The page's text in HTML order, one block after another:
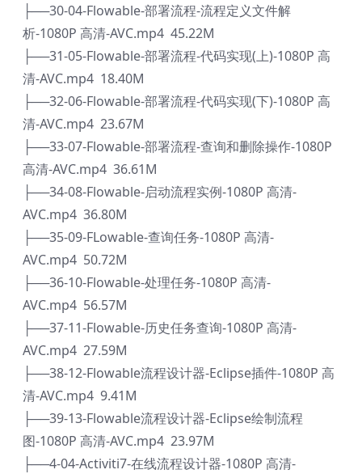
├──30-04-Flowable-部署流程-流程定义文件解
析-1080P 高清-AVC.mp4 45.22M
├──31-05-Flowable-部署流程-代码实现(上)-1080P 高
清-AVC.mp4 18.40M
├──32-06-Flowable-部署流程-代码实现(下)-1080P 高
清-AVC.mp4 23.67M
├──33-07-Flowable-部署流程-查询和删除操作-1080P
高清-AVC.mp4 36.61M
├──34-08-Flowable-启动流程实例-1080P 高清-
AVC.mp4 36.80M
├──35-09-FLowable-查询任务-1080P 高清-
AVC.mp4 50.72M
├──36-10-Flowable-处理任务-1080P 高清-
AVC.mp4 56.57M
├──37-11-Flowable-历史任务查询-1080P 高清-
AVC.mp4 27.59M
├──38-12-Flowable流程设计器-Eclipse插件-1080P 高
清-AVC.mp4 9.41M
├──39-13-Flowable流程设计器-Eclipse绘制流程
图-1080P 高清-AVC.mp4 23.97M
├──4-04-Activiti7-在线流程设计器-1080P 高清-